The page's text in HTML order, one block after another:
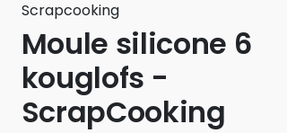
Scrapcooking
Moule silicone 6
kouglofs -
ScrapCooking